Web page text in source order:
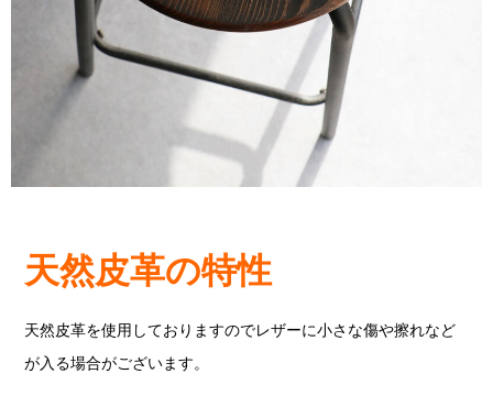
天然皮革の特性
天然皮革を使用しておりますのでレザーに小さな傷や擦れなど
が入る場合がございます。